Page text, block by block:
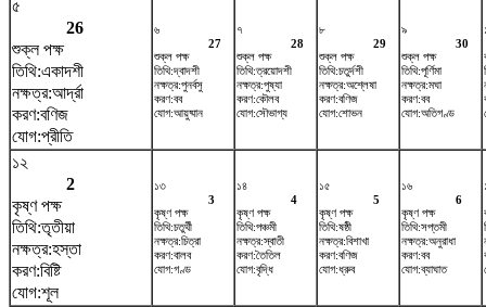
৫
26
শুক্ল পক্ষ
তিথি:একাদশী
নক্ষত্র:আর্দ্রা
করণ:বণিজ
যোগ:প্রীতি
৬
27
শুক্ল পক্ষ
তিথি:দ্বাদশী
নক্ষত্র:পুনর্বসু
করণ:বব
যোগ:আয়ুষ্মান
৭
28
শুক্ল পক্ষ
তিথি:ত্রয়োদশী
নক্ষত্র:পুষ্যা
করণ:কৌলব
যোগ:সৌভাগ্য
৮
29
শুক্ল পক্ষ
তিথি:চতুর্দশী
নক্ষত্র:অশ্লেষা
করণ:বণিজ
যোগ:শোভন
৯
30
শুক্ল পক্ষ
তিথি:পূর্ণিমা
নক্ষত্র:মঘা
করণ:বব
যোগ:অতিগণ্ড
১২
2
কৃষ্ণ পক্ষ
তিথি:তৃতীয়া
নক্ষত্র:হস্তা
করণ:বিষ্টি
যোগ:শূল
১৩
3
কৃষ্ণ পক্ষ
তিথি:চতুর্থী
নক্ষত্র:চিত্রা
করণ:বালব
যোগ:গণ্ড
১৪
4
কৃষ্ণ পক্ষ
তিথি:পঞ্চমী
নক্ষত্র:স্বাতী
করণ:তৈতিল
যোগ:বৃদ্ধি
১৫
5
কৃষ্ণ পক্ষ
তিথি:ষষ্ঠী
নক্ষত্র:বিশাখা
করণ:বণিজ
যোগ:ধ্রুব
১৬
6
কৃষ্ণ পক্ষ
তিথি:সপ্তমী
নক্ষত্র:অনুরাধা
করণ:বব
যোগ:ব্যাঘাত